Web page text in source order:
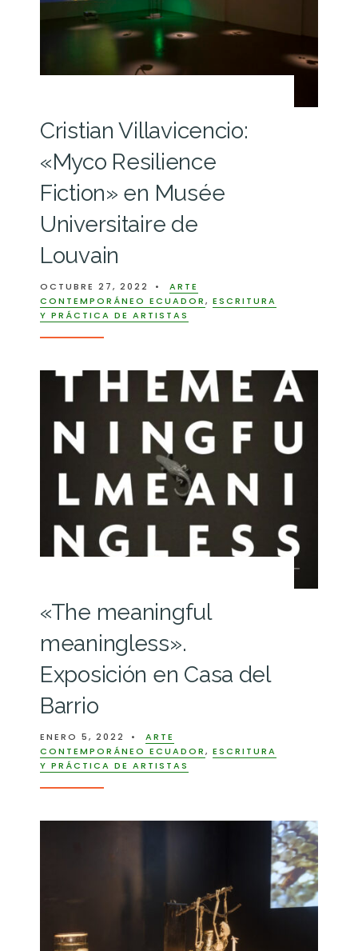
Cristian Villavicencio:
«Myco Resilience
Fiction» en Musée
Universitaire de
Louvain
OCTUBRE 27, 2022 •
ARTE
CONTEMPORÁNEO ECUADOR, ESCRITURA
Y PRÁCTICA DE ARTISTAS
«The meaningful
meaningless».
Exposición en Casa del
Barrio
ENERO 5, 2022 •
ARTE
CONTEMPORÁNEO ECUADOR, ESCRITURA
Y PRÁCTICA DE ARTISTAS